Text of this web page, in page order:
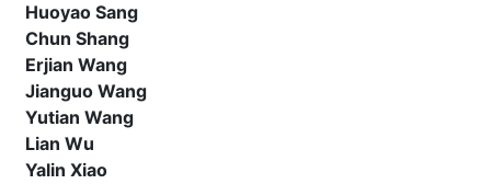
Huoyao Sang
Chun Shang
Erjian Wang
Jianguo Wang
Yutian Wang
Lian Wu
Yalin Xiao